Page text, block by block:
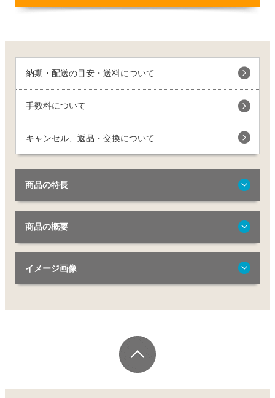
納期・配送の目安・送料について
手数料について
キャンセル、返品・交換について
商品の特長
商品の概要
イメージ画像